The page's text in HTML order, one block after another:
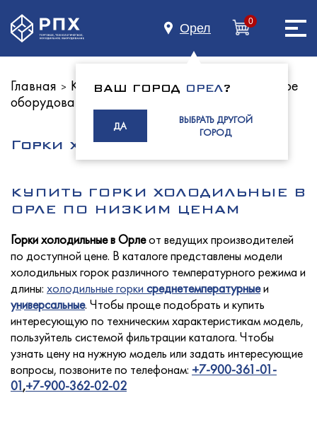
Орел
ВАШ ГОРОД ОРЕЛ?
ДА
ВЫБРАТЬ ДРУГОЙ
ГОРОД
0
Каталог
Индустриям
Услуги
Главная > Каталог оборудования>Холодильное
оборудование
Горки холодильные
КУПИТЬ ГОРКИ ХОЛОДИЛЬНЫЕ В
ОРЛЕ ПО НИЗКИМ ЦЕНАМ
Горки холодильные в Орлеот ведущих производителей
по доступной цене. В каталоге представлены модели
холодильных горок различного температурного режима и
длины: холодильные горки среднетемпературныеи
универсальные. Чтобы проще подобрать и купить
интересующую по техническим характеристикам модель,
пользуйтель системой фильтрации каталога. Чтобы
узнать цену на нужную модель или задать интересующие
вопросы, позвоните по телефонам: +7-900-361-01-
01,+7-900-362-02-02